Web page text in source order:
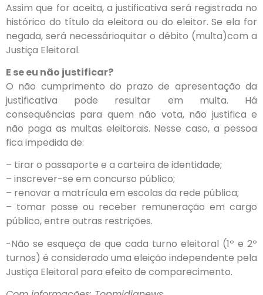
Assim que for aceita, a justificativa será registrada no
histórico do título da eleitora ou do eleitor. Se ela for
negada, será necessárioquitar o débito (multa)com a
Justiça Eleitoral.
E se eu não justificar?
O não cumprimento do prazo de apresentação da
justificativa pode resultar em multa. Há
consequências para quem não vota, não justifica e
não paga as multas eleitorais. Nesse caso, a pessoa
fica impedida de:
– tirar o passaporte e a carteira de identidade;
– inscrever-se em concurso público;
– renovar a matrícula em escolas da rede pública;
– tomar posse ou receber remuneração em cargo
público, entre outras restrições.
-Não se esqueça de que cada turno eleitoral (1º e 2º
turnos) é considerado uma eleição independente pela
Justiça Eleitoral para efeito de comparecimento.